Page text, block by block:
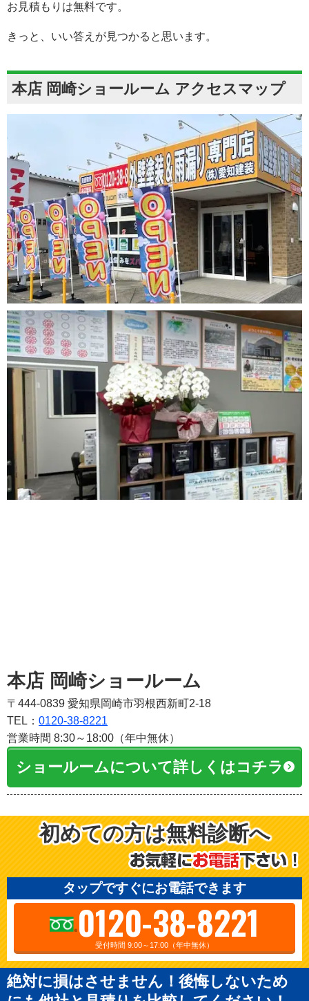
お見積もりは無料です。
きっと、いい答えが見つかると思います。
本店 岡崎ショールーム アクセスマップ
本店 岡崎ショールーム
〒444-0839 愛知県岡崎市羽根西新町2-18
TEL： 0120-38-8221
営業時間 8:30～18:00（年中無休）
ショールームについて詳しくはコチラ
初めての方は無料診断へ
タップですぐにお電話できます
0120-38-8221
受付時間 9:00～17:00（年中無休）
絶対に損はさせません！後悔しないため